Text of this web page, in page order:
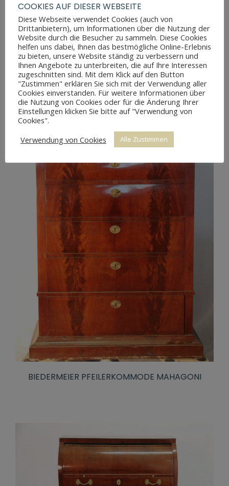
BIEDERMEIER ECKVITRINE MAHAGONI
BIEDERMEIER PFEILERKOMMODE MAHAGONI
COOKIES AUF DIESER WEBSEITE
Diese Webseite verwendet Cookies (auch von
Drittanbietern), um Informationen über die Nutzung der
Website durch die Besucher zu sammeln. Diese Cookies
helfen uns dabei, Ihnen das bestmögliche Online-Erlebnis
zu bieten, unsere Website ständig zu verbessern und
Ihnen Angebote zu unterbreiten, die auf Ihre Interessen
zugeschnitten sind. Mit dem Klick auf den Button
"Zustimmen" erklären Sie sich mit der Verwendung aller
Cookies einverstanden. Für weitere Informationen über
die Nutzung von Cookies oder für die Änderung Ihrer
Einstellungen klicken Sie bitte auf "Verwendung von
Cookies".
Verwendung von Cookies
Alle Zustimmen